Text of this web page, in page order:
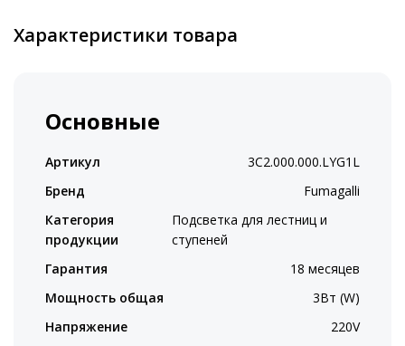
Характеристики товара
Основные
Артикул
3C2.000.000.LYG1L
Бренд
Fumagalli
Категория
продукции
Подсветка для лестниц и
ступеней
Гарантия
18 месяцев
Мощность общая
3Вт (W)
Напряжение
220V